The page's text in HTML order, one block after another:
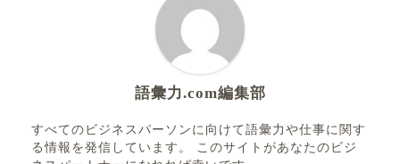
語彙力.com編集部
すべてのビジネスパーソンに向けて語彙力や仕事に関す
る情報を発信しています。 このサイトがあなたのビジ